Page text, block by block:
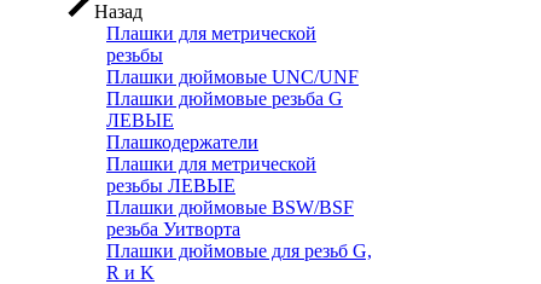
Назад
Плашки для метрической
резьбы
Плашки дюймовые UNC/UNF
Плашки дюймовые резьба G
ЛЕВЫЕ
Плашкодержатели
Плашки для метрической
резьбы ЛЕВЫЕ
Плашки дюймовые BSW/BSF
резьба Уитворта
Плашки дюймовые для резьб G,
R и K